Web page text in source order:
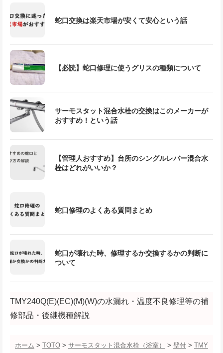
蛇口交換は楽天市場が安くて安心という話
【必読】蛇口修理に使うグリスの種類について
サーモスタット混合水栓の交換はこのメーカーが
おすすめ！という話
【管理人おすすめ】台所のシングルレバー混合水
栓はどれがいいか？
蛇口修理のよくある質問まとめ
蛇口が壊れた時、修理するか交換するかの判断に
ついて
TMY240Q(E)(EC)(M)(W)の水漏れ・温度不良修理等の補
修部品・後継機種解説
ホーム > TOTO > サーモスタット混合水栓（浴室） > 壁付 > TMY